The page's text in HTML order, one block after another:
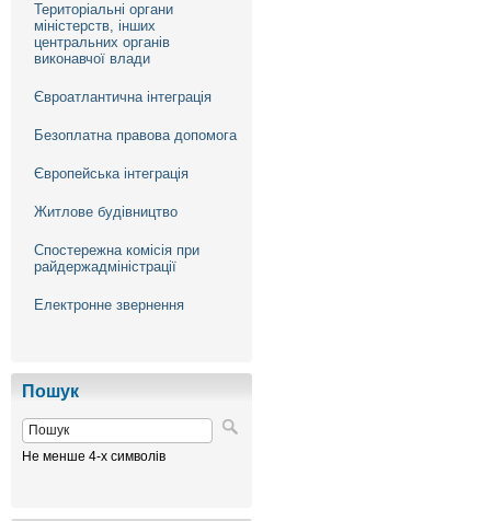
Територіальні органи
міністерств, інших
центральних органів
виконавчої влади
Євроатлантична інтеграція
Безоплатна правова допомога
Європейська інтеграція
Житлове будівництво
Спостережна комісія при
райдержадміністрації
Електронне звернення
Пошук
Не менше 4-х символів